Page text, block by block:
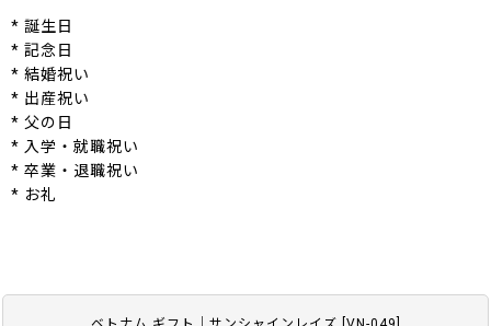
* 誕生日
* 記念日
* 結婚祝い
* 出産祝い
* 父の日
* 入学・就職祝い
* 卒業・退職祝い
* お礼